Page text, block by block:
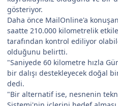
gösteriyor.
Daha önce MailOnline'a
saatte 210.000 kilometrelik
tarafından kontrol ediliyor
olduğunu belirtti.
"Saniyede 60 kilometre hızla
bir dalışı destekleyecek doğal
dedi.
"Bir alternatif ise, nesnenin